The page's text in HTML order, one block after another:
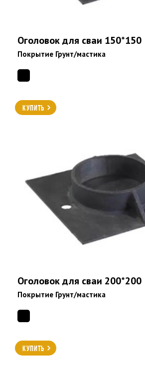
Оголовок для сваи 150*150
Покрытие Грунт/мастика
Купить
Оголовок для сваи 200*200
Покрытие Грунт/мастика
Купить